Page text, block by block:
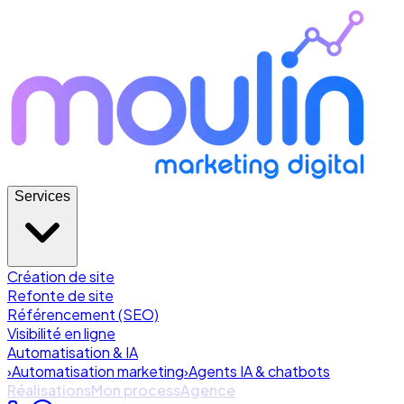
Services
Création de site
Refonte de site
Référencement (SEO)
Visibilité en ligne
Automatisation & IA
›Automatisation marketing›Agents IA & chatbots
RéalisationsMon processAgence